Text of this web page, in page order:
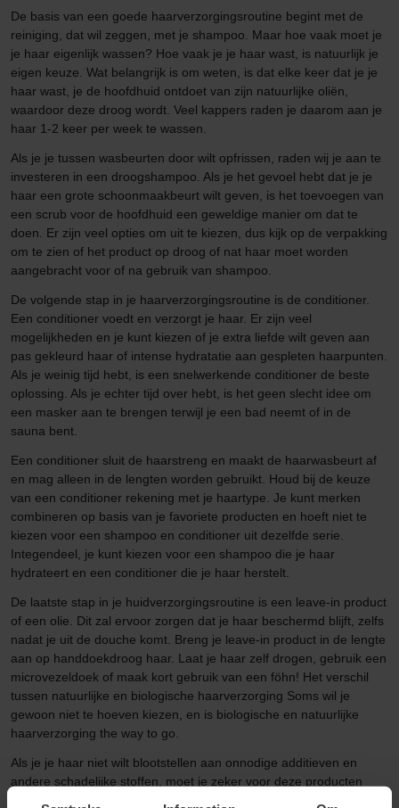
De basis van een goede haarverzorgingsroutine begint met de
reiniging, dat wil zeggen, met je shampoo. Maar hoe vaak moet je
je haar eigenlijk wassen? Hoe vaak je je haar wast, is natuurlijk je
eigen keuze. Wat belangrijk is om weten, is dat elke keer dat je je
haar wast, je de hoofdhuid ontdoet van zijn natuurlijke oliën,
waardoor deze droog wordt. Veel kappers raden je daarom aan je
haar 1-2 keer per week te wassen.
Als je je tussen wasbeurten door wilt opfrissen, raden wij je aan te
investeren in een droogshampoo. Als je het gevoel hebt dat je je
haar een grote schoonmaakbeurt wilt geven, is het toevoegen van
een scrub voor de hoofdhuid een geweldige manier om dat te
doen. Er zijn veel opties om uit te kiezen, dus kijk op de verpakking
om te zien of het product op droog of nat haar moet worden
aangebracht voor of na gebruik van shampoo.
De volgende stap in je haarverzorgingsroutine is de conditioner.
Een conditioner voedt en verzorgt je haar. Er zijn veel
mogelijkheden en je kunt kiezen of je extra liefde wilt geven aan
pas gekleurd haar of intense hydratatie aan gespleten haarpunten.
Als je weinig tijd hebt, is een snelwerkende conditioner de beste
oplossing. Als je echter tijd over hebt, is het geen slecht idee om
een masker aan te brengen terwijl je een bad neemt of in de
sauna bent.
Een conditioner sluit de haarstreng en maakt de haarwasbeurt af
en mag alleen in de lengten worden gebruikt. Houd bij de keuze
van een conditioner rekening met je haartype. Je kunt merken
combineren op basis van je favoriete producten en hoeft niet te
kiezen voor een shampoo en conditioner uit dezelfde serie.
Integendeel, je kunt kiezen voor een shampoo die je haar
hydrateert en een conditioner die je haar herstelt.
De laatste stap in je huidverzorgingsroutine is een leave-in product
of een olie. Dit zal ervoor zorgen dat je haar beschermd blijft, zelfs
nadat je uit de douche komt. Breng je leave-in product in de lengte
aan op handdoekdroog haar. Laat je haar zelf drogen, gebruik een
microvezeldoek of maak kort gebruik van een föhn! Het verschil
tussen natuurlijke en biologische haarverzorging Soms wil je
gewoon niet te hoeven kiezen, en is biologische en natuurlijke
haarverzorging the way to go.
Als je je haar niet wilt blootstellen aan onnodige additieven en
andere schadelijke stoffen, moet je zeker voor deze producten